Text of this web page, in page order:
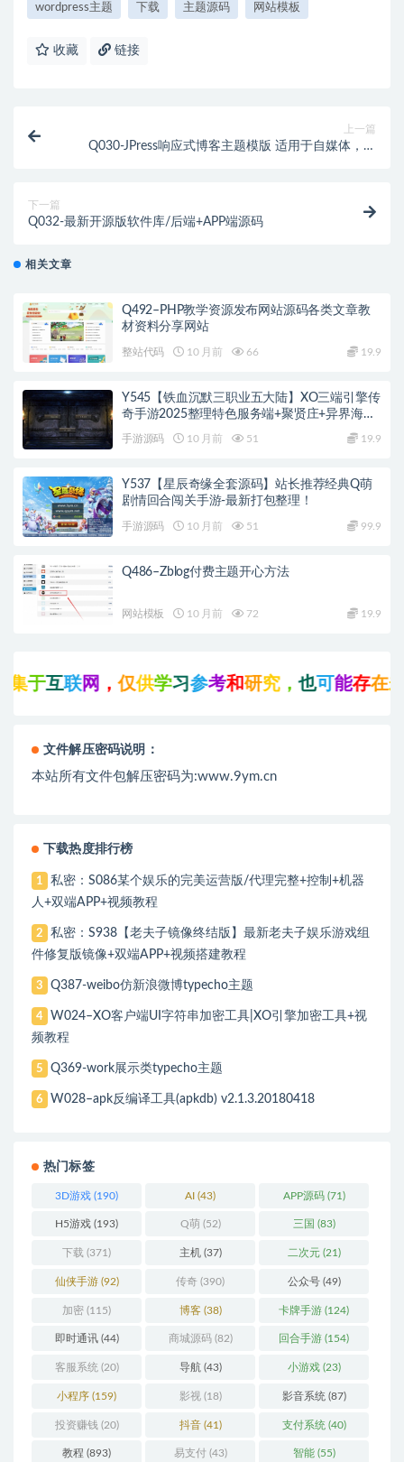
wordpress主题 下载 主题源码 网站模板
收藏 链接
上一篇
Q030-JPress响应式博客主题模版 适用于自媒体，新
下一篇
Q032-最新开源版软件库/后端+APP端源码
相关文章
Q492–PHP教学资源发布网站源码各类文章教
材资料分享网站
整站代码 10 月前 66 19.9
Y545【铁血沉默三职业五大陆】XO三端引擎传
奇手游2025整理特色服务端+聚贤庄+异界海岛
手游源码 10 月前 51 19.9
Y537【星辰奇缘全套源码】站长推荐经典Q萌
剧情回合闯关手游-最新打包整理！
手游源码 10 月前 51 99.9
Q486–Zblog付费主题开心方法
网站模板 10 月前 72 19.9
于互联网， 仅供学习参考和研究， 也可能存在未
文件解压密码说明：
本站所有文件包解压密码为:www.9ym.cn
下载热度排行榜
1
私密：S086某个娱乐的完美运营版/代理完整+控制+机器
人+双端APP+视频教程
2
私密：S938【老夫子镜像终结版】最新老夫子娱乐游戏组
件修复版镜像+双端APP+视频搭建教程
3 Q387-weibo仿新浪微博typecho主题
4
W024–XO客户端UI字符串加密工具|XO引擎加密工具+视
频教程
5 Q369-work展示类typecho主题
6 W028–apk反编译工具(apkdb) v2.1.3.20180418
热门标签
3D游戏 (190) AI (43) APP源码(71)
H5游戏 (193) Q萌 (52) 三国 (83)
下载 (371) 主机(37) 二次元(21)
仙侠手游(92) 传奇 (390) 公众号(49)
加密 (115) 博客(38) 卡牌手游 (124)
即时通讯(44) 商城源码(82) 回合手游 (154)
客服系统 (20) 导航(43) 小游戏(23)
小程序 (159) 影视(18) 影音系统 (87)
投资赚钱 (20) 抖音(41) 支付系统 (40)
教程 (893) 易支付(43) 智能(55)